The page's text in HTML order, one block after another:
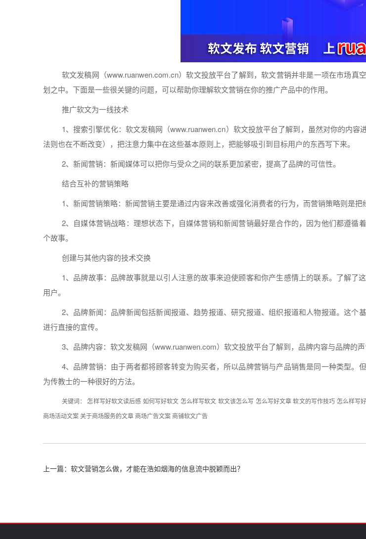
软文发稿网（www.ruanwen.com.cn）软文投放平台了解到，软文营销并非是一项在市场真
划之中。下面是一些很关键的问题，可以帮助你理解软文营销在你的推广产品中的作用。
推广软文为一线技术
1、 搜索引擎优化： 软文发稿网（www.ruanwen.cn） 软文投放平台了解到，虽然对你的内容
法则也在不断改变），把注意力集中在这些基本原则上，把能够吸引到目标用户的东西写下来。
2、 新闻营销： 新闻媒体可以把你与受众之间的联系更加紧密，提高了品牌的可信性。
结合互补的营销策略
1、 新闻营销策略： 新闻营销主要是通过内容来改善或强化消费者的行为，而营销策略则是把
2、 自媒体营销战略：理想状态下， 自媒体营销和新闻营销最好是合作的，因为他们都遵循
个故事。
创建与其他内容的技术交换
1、品牌故事：品牌故事就是以引人注意的故事来迫使顾客和你产生感情上的联系。了解了
用户。
2、品牌新闻：品牌新闻包括新闻报道、趋势报道、研究报道、组织报道和人物报道。这个
进行直接的宣传。
3、品牌内容： 软文发稿网（www.ruanwen.com） 软文投放平台了解到，品牌内容与品牌的
4、 品牌营销：由于两者都将顾客转变为购买者，所以品牌营销与产品销售是同一种类型。
为传教士的一种很好的方法。
关键词： 怎样写好软文读后感 如何写好软文 怎么样写软文 软文该怎么写 怎么写好文章 软文的写作技巧 怎么样写
商场活动文案关于商场服务的文章商场广告文案商铺软文广告
上一篇：软文营销怎么做，才能在浩如烟海的信息流中脱颖而出？